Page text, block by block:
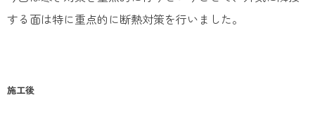
する面は特に重点的に断熱対策を行いました。
施工後